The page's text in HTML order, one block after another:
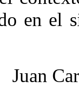
en el
Juan